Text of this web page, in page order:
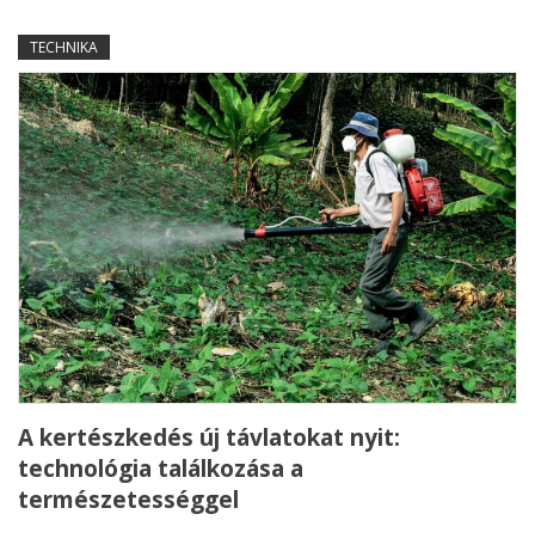
TECHNIKA
A kertészkedés új távlatokat nyit:
technológia találkozása a
természetességgel